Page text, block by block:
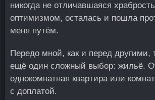
никогда не отличавшаяся
оптимизмом, осталась и пошла
меня путём.
Передо мной, как и перед другими,
ещё один сложный выбор: жильё.
однокомнатная квартира или
с доплатой.